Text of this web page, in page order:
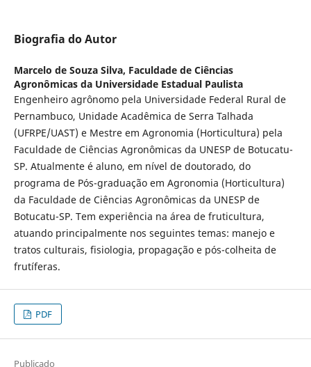
Biografia do Autor
Marcelo de Souza Silva, Faculdade de Ciências
Agronômicas da Universidade Estadual Paulista
Engenheiro agrônomo pela Universidade Federal Rural de
Pernambuco, Unidade Acadêmica de Serra Talhada
(UFRPE/UAST) e Mestre em Agronomia (Horticultura) pela
Faculdade de Ciências Agronômicas da UNESP de Botucatu-
SP. Atualmente é aluno, em nível de doutorado, do
programa de Pós-graduação em Agronomia (Horticultura)
da Faculdade de Ciências Agronômicas da UNESP de
Botucatu-SP. Tem experiência na área de fruticultura,
atuando principalmente nos seguintes temas: manejo e
tratos culturais, fisiologia, propagação e pós-colheita de
frutíferas.
PDF
Publicado